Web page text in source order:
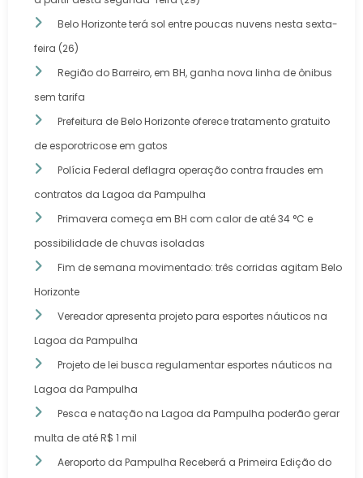
Belo Horizonte terá sol entre poucas nuvens nesta sexta-
feira (26)
Região do Barreiro, em BH, ganha nova linha de ônibus
sem tarifa
Prefeitura de Belo Horizonte oferece tratamento gratuito
de esporotricose em gatos
Polícia Federal deflagra operação contra fraudes em
contratos da Lagoa da Pampulha
Primavera começa em BH com calor de até 34 °C e
possibilidade de chuvas isoladas
Fim de semana movimentado: três corridas agitam Belo
Horizonte
Vereador apresenta projeto para esportes náuticos na
Lagoa da Pampulha
Projeto de lei busca regulamentar esportes náuticos na
Lagoa da Pampulha
Pesca e natação na Lagoa da Pampulha poderão gerar
multa de até R$ 1 mil
Aeroporto da Pampulha Receberá a Primeira Edição do